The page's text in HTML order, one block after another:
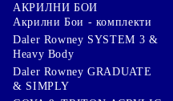
АКРИЛНИ БОИ
Акрилни Бои - комплекти
Daler Rowney SYSTEM 3 &
Heavy Body
Daler Rowney GRADUATE
& SIMPLY